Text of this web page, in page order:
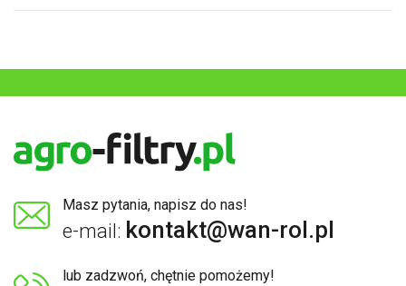
Masz pytania, napisz do nas!
e-mail: kontakt@wan-rol.pl
lub zadzwoń, chętnie pomożemy!